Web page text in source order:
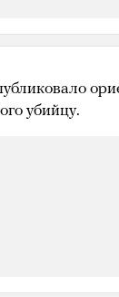
убийцу.